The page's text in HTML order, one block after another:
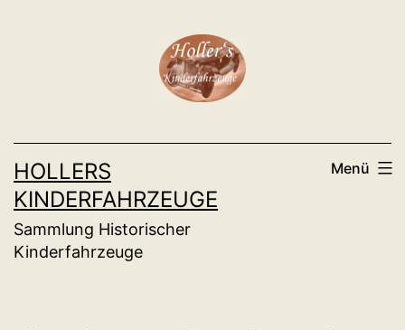
HOLLERS
KINDERFAHRZEUGE
Sammlung Historischer
Kinderfahrzeuge
Menü